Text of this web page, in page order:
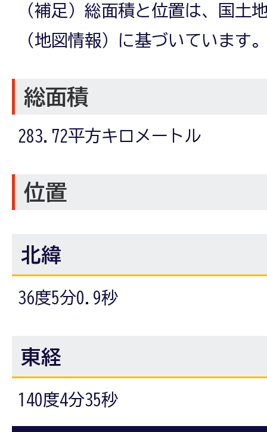
（補足）総面積と位置は、国土
（地図情報）に基づいています
総面積
283.72平方キロメートル
位置
北緯
36度5分0.9秒
東経
140度4分35秒